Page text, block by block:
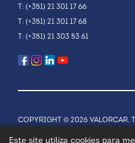
T: (+351) 21 301 17 66
T: (+351) 21 301 17 68
T: (+351) 21 303 53 61
COPYRIGHT © 2026 VALORCAR,
Este site utiliza cookies para